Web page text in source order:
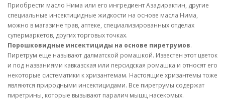
Приобрести масло Нима или его ингредиент Азадирактин, другие
специальные инсектицидные жидкости на основе масла Нима,
можно в магазине трав, аптеке, специализированных отделах
супермаркетов, других торговых точках.
Порошковидные инсектициды на основе пиретрумов.
Пиретрум еще называют далматской ромашкой. Известен этот цветок
и под названиями кавказская или персидская ромашка и относят его
некоторые систематики к хризантемам. Настоящие хризантемы тоже
являются природными инсектицидами. Все пиретрумы содержат
пиретрины, которые вызывают паралич мышц насекомых.